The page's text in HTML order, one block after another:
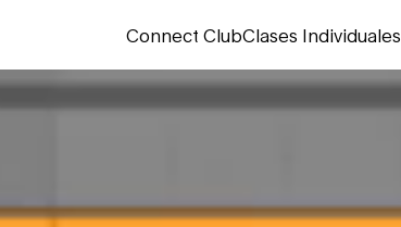
Connect ClubClases Individuales